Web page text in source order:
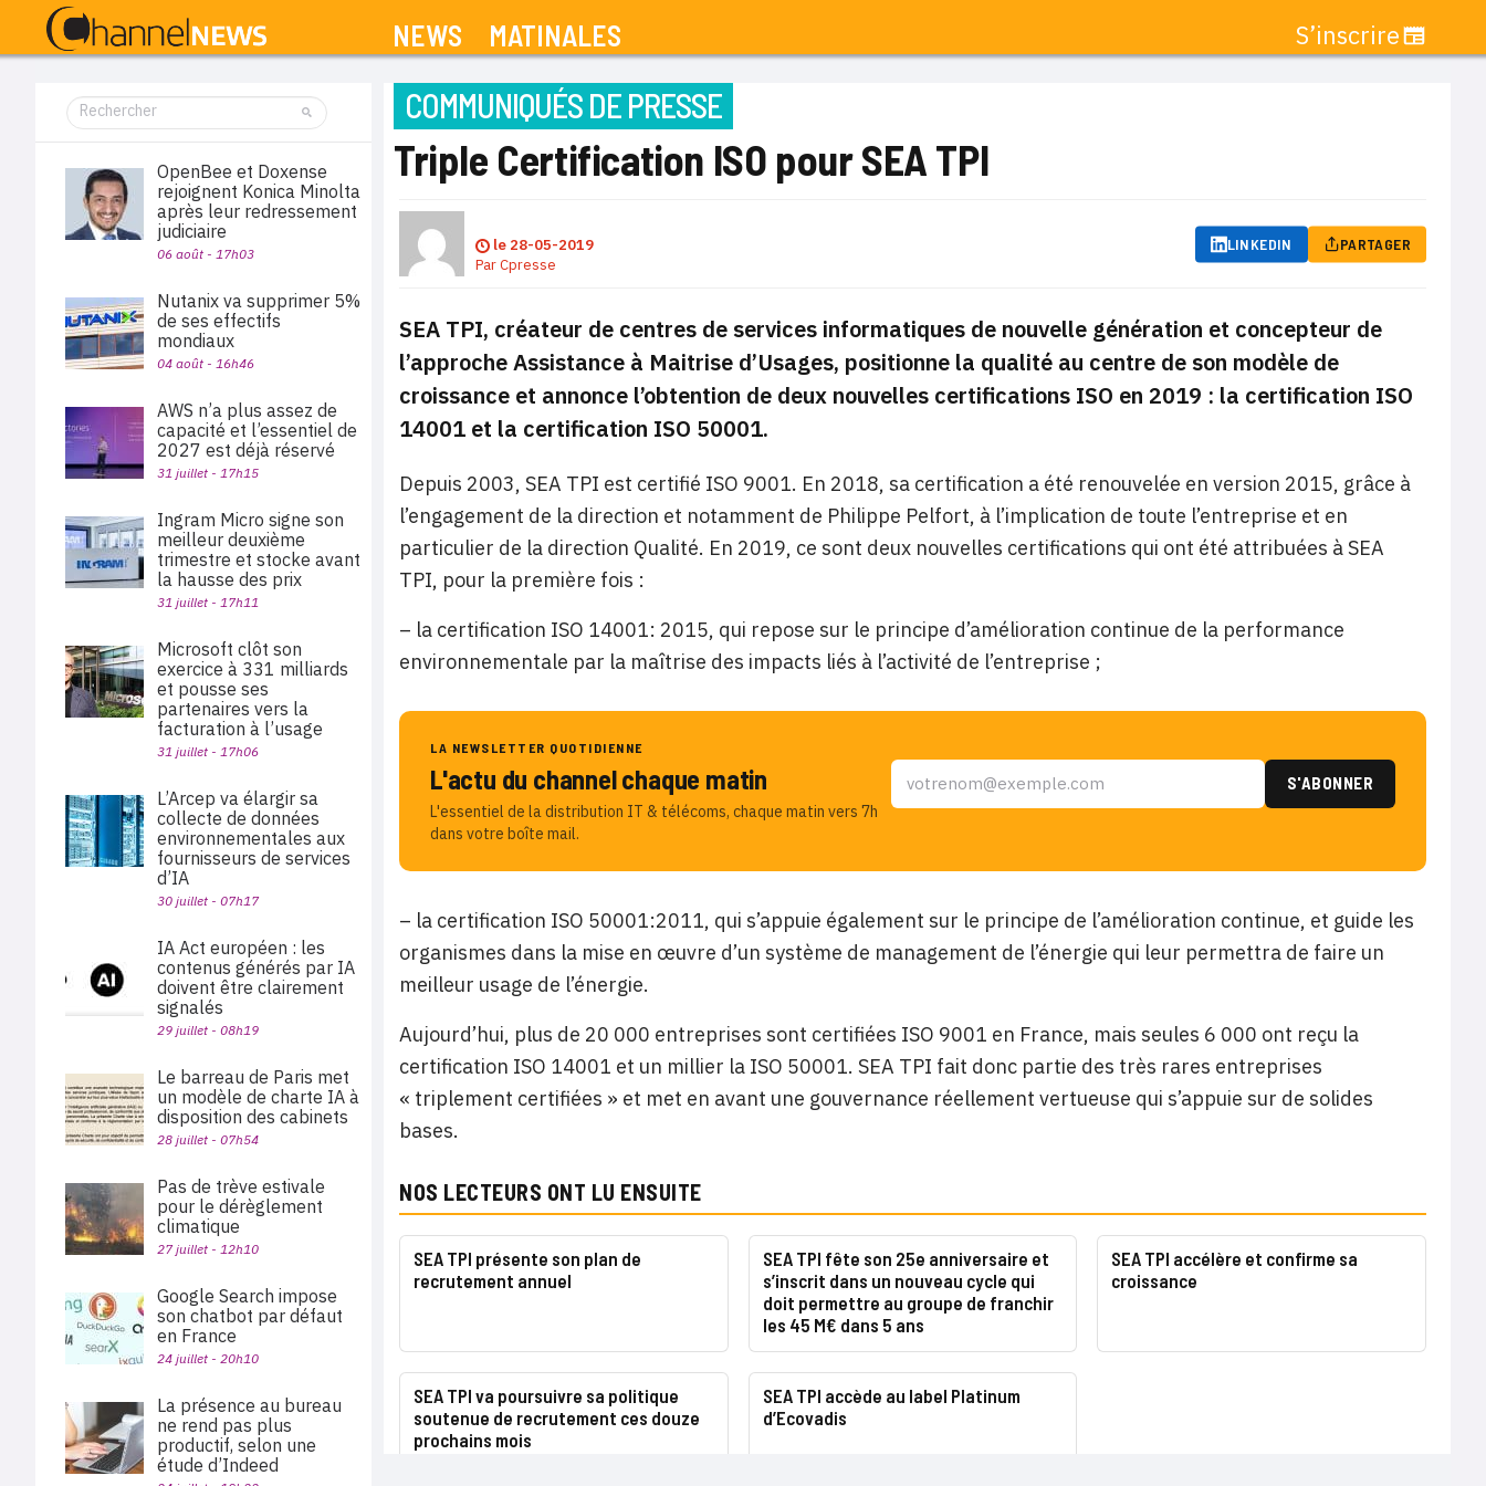
NEWS MATINALES S’inscrire
COMMUNIQUÉS DE PRESSE
Triple Certification ISO pour SEA TPI
le 28-05-2019
ParCpresse
LINKEDIN PARTAGER
SEA TPI, créateur de centres de services informatiques de nouvelle génération et concepteur de
l’approche Assistance à Maitrise d’Usages, positionne la qualité au centre de son modèle de
croissance et annonce l’obtention de deux nouvelles certifications ISO en 2019 : la certification ISO
14001 et la certification ISO 50001.
Depuis 2003, SEA TPI est certifié ISO 9001. En 2018, sa certification a été renouvelée en version 2015, grâce à
l’engagement de la direction et notamment de Philippe Pelfort, à l’implication de toute l’entreprise et en
particulier de la direction Qualité. En 2019, ce sont deux nouvelles certifications qui ont été attribuées à SEA
TPI, pour la première fois :
– la certification ISO 14001: 2015, qui repose sur le principe d’amélioration continue de la performance
environnementale par la maîtrise des impacts liés à l’activité de l’entreprise ;
LA NEWSLETTER QUOTIDIENNE
L'actu du channel chaque matin
L'essentiel de la distribution IT & télécoms, chaque matin vers 7h
dans votre boîte mail.
– la certification ISO 50001:2011, qui s’appuie également sur le principe de l’amélioration continue, et guide les
organismes dans la mise en œuvre d’un système de management de l’énergie qui leur permettra de faire un
meilleur usage de l’énergie.
Aujourd’hui, plus de 20 000 entreprises sont certifiées ISO 9001 en France, mais seules 6 000 ont reçu la
certification ISO 14001 et un millier la ISO 50001. SEA TPI fait donc partie des très rares entreprises
« triplement certifiées » et met en avant une gouvernance réellement vertueuse qui s’appuie sur de solides
bases.
NOS LECTEURS ONT LU ENSUITE
SEA TPI présente son plan de
recrutement annuel
SEA TPI fête son 25e anniversaire et
s’inscrit dans un nouveau cycle qui
doit permettre au groupe de franchir
les 45 M€ dans 5 ans
SEA TPI accélère et confirme sa
croissance
SEA TPI va poursuivre sa politique
soutenue de recrutement ces douze
prochains mois
SEA TPI accède au label Platinum
d’Ecovadis
OpenBee et Doxense
rejoignent Konica Minolta
après leur redressement
judiciaire
06 août - 17h03
Nutanix va supprimer 5%
de ses effectifs
mondiaux
04 août - 16h46
AWS n’a plus assez de
capacité et l’essentiel de
2027 est déjà réservé
31 juillet - 17h15
Ingram Micro signe son
meilleur deuxième
trimestre et stocke avant
la hausse des prix
31 juillet - 17h11
Microsoft clôt son
exercice à 331 milliards
et pousse ses
partenaires vers la
facturation à l’usage
31 juillet - 17h06
L’Arcep va élargir sa
collecte de données
environnementales aux
fournisseurs de services
d’IA
30 juillet - 07h17
IA Act européen : les
contenus générés par IA
doivent être clairement
signalés
29 juillet - 08h19
Le barreau de Paris met
un modèle de charte IA à
disposition des cabinets
28 juillet - 07h54
Pas de trève estivale
pour le dérèglement
climatique
27 juillet - 12h10
Google Search impose
son chatbot par défaut
en France
24 juillet - 20h10
La présence au bureau
ne rend pas plus
productif, selon une
étude d’Indeed